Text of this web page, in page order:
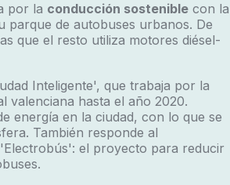
por la conducción sosteniblecon la
parque de autobuses urbanos. De
que el resto utiliza motores diésel-
Inteligente', que trabaja por la
valenciana hasta el año 2020.
energía en la ciudad, con lo que se
También responde al
el proyecto para reducir